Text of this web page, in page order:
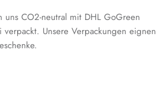
uns CO2-neutral mit DHL GoGreen
Unsere Verpackungen eignen